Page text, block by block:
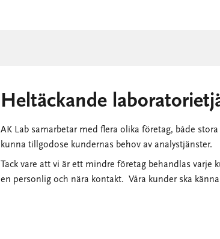
Heltäckande
AK Lab samarbetar med flera olika företag, både
kunna tillgodose kundernas behov av analystjänster.
Tack vare att vi är ett mindre företag behandlas varje
en personlig och nära kontakt. Våra kunder ska